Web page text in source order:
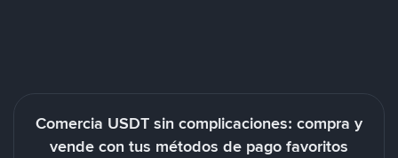
Comercia USDT sin complicaciones: compra y
vende con tus métodos de pago favoritos